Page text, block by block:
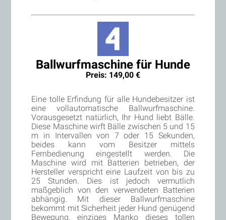
Ballwurfmaschine für Hunde
Preis: 149,00 €
Eine tolle Erfindung für alle Hundebesitzer ist
eine vollautomatische Ballwurfmaschine.
Vorausgesetzt natürlich, Ihr Hund liebt Bälle.
Diese Maschine wirft Bälle zwischen 5 und 15
m in Intervallen von 7 oder 15 Sekunden,
beides kann vom Besitzer mittels
Fernbedienung eingestellt werden. Die
Maschine wird mit Batterien betrieben, der
Hersteller verspricht eine Laufzeit von bis zu
25 Stunden. Dies ist jedoch vermutlich
maßgeblich von den verwendeten Batterien
abhängig. Mit dieser Ballwurfmaschine
bekommt mit Sicherheit jeder Hund genügend
Bewegung, einziges Manko dieses tollen